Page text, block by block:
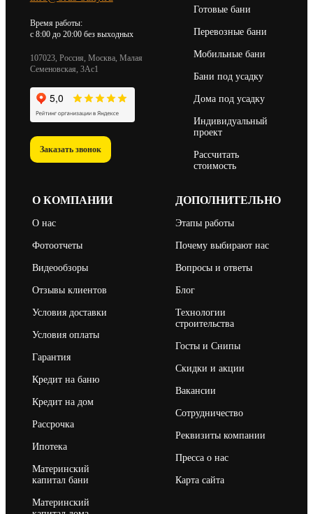
Время работы:
c 8:00 до 20:00 без выходных
107023, Россия, Москва, Малая
Семеновская, 3Ас1
Заказать звонок
Готовые бани
Перевозные бани
Мобильные бани
Бани под усадку
Дома под усадку
Индивидуальный
проект
Рассчитать
стоимость
О КОМПАНИИ
О нас
Фотоотчеты
Видеообзоры
Отзывы клиентов
Условия доставки
Условия оплаты
Гарантия
Кредит на баню
Кредит на дом
Рассрочка
Ипотека
Материнский
капитал бани
Материнский
ДОПОЛНИТЕЛЬНО
Этапы работы
Почему выбирают нас
Вопросы и ответы
Блог
Технологии
строительства
Госты и Снипы
Скидки и акции
Вакансии
Сотрудничество
Реквизиты компании
Пресса о нас
Карта сайта